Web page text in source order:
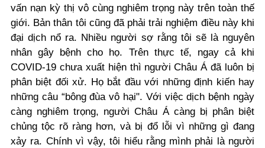
vấn nạn kỳ thị vô cùng nghiêm trọng này trên toàn thế
giới. Bản thân tôi cũng đã phải trải nghiệm điều này khi
đại dịch nổ ra. Nhiều người sợ rằng tôi sẽ là nguyên
nhân gây bệnh cho họ. Trên thực tế, ngay cả khi
COVID-19 chưa xuất hiện thì người Châu Á đã luôn bị
phân biệt đối xử. Họ bắt đầu với những định kiến hay
những câu “bông đùa vô hại". Với việc dịch bệnh ngày
càng nghiêm trọng, người Châu Á càng bị phân biệt
chủng tộc rõ ràng hơn, và bị đổ lỗi vì những gì đang
xảy ra. Chính vì vậy, tôi hiểu rằng mình phải là người